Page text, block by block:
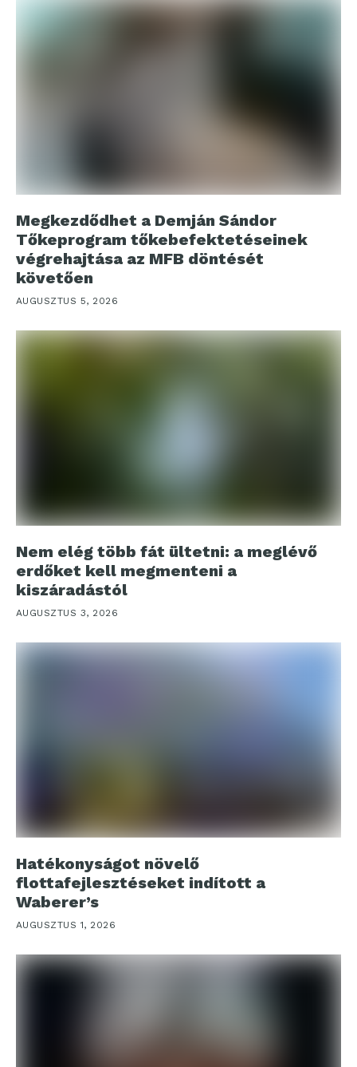
Megkezdődhet a Demján Sándor
Tőkeprogram tőkebefektetéseinek
végrehajtása az MFB döntését
követően
AUGUSZTUS 5, 2026
Nem elég több fát ültetni: a meglévő
erdőket kell megmenteni a
kiszáradástól
AUGUSZTUS 3, 2026
Hatékonyságot növelő
flottafejlesztéseket indított a
Waberer’s
AUGUSZTUS 1, 2026